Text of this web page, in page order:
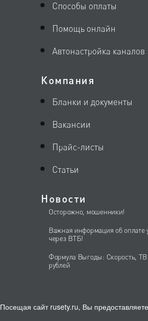
Способы оплаты
Помощь онлайн
Автонастройка каналов
Компания
Бланки и документы
Вакансии
Прайс-листы
Статьи
Новости
Осторожно, мошенники!
Важная информация об оплате
через ВТБ!
Формула Выгоды: Скорость, ТВ
рублей
Посещая сайт rusety.ru, Вы предоставляете